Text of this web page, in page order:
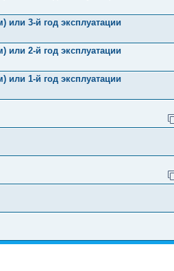
или 3-й год эксплуатации
или 2-й год эксплуатации
или 1-й год эксплуатации